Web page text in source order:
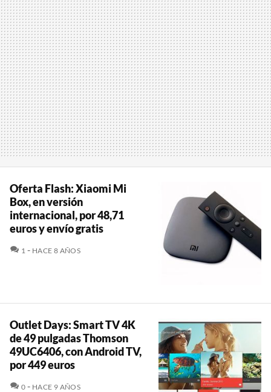
Oferta Flash: Xiaomi Mi
Box, en versión
internacional, por 48,71
euros y envío gratis
1 COMENTARIOS
HACE 8 AÑOS
Outlet Days: Smart TV 4K
de 49 pulgadas Thomson
49UC6406, con Android TV,
por 449 euros
0 COMENTARIOS
HACE 9 AÑOS